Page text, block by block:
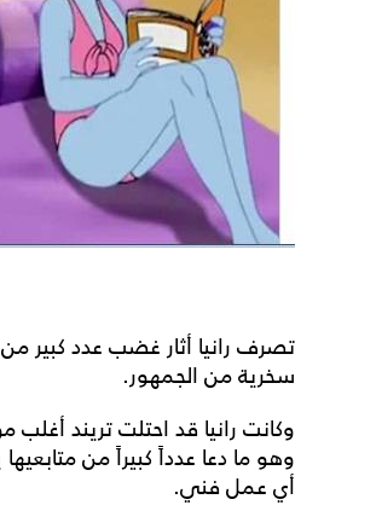
تصرف رانيا أثار غضب عدد كبير
سخرية من الجمهور.
وكانت رانيا قد احتلت تريند
وهو ما دعا عدداً كبيراً من
أي عمل فني.